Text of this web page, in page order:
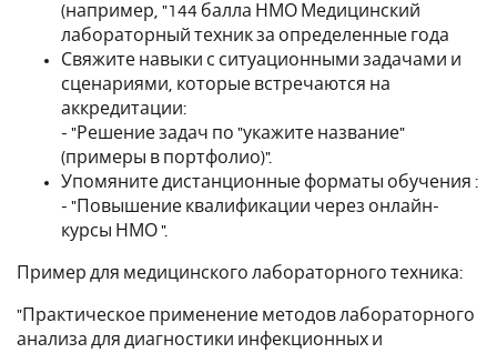
(например, "144 балла НМО Медицинский
лабораторный техник за определенные года
Свяжите навыки с ситуационными задачами и
сценариями, которые встречаются на
аккредитации:
- "Решение задач по "укажите название"
(примеры в портфолио)".
Упомяните дистанционные форматы обучения :
- "Повышение квалификации через онлайн-
курсы НМО ".
Пример для медицинского лабораторного техника:
"Практическое применение методов лабораторного
анализа для диагностики инфекционных и